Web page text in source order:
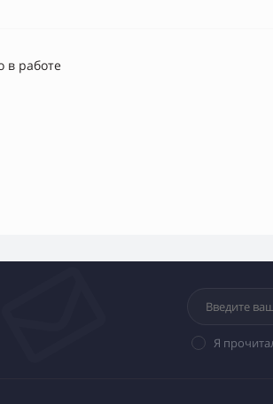
в работе
Я